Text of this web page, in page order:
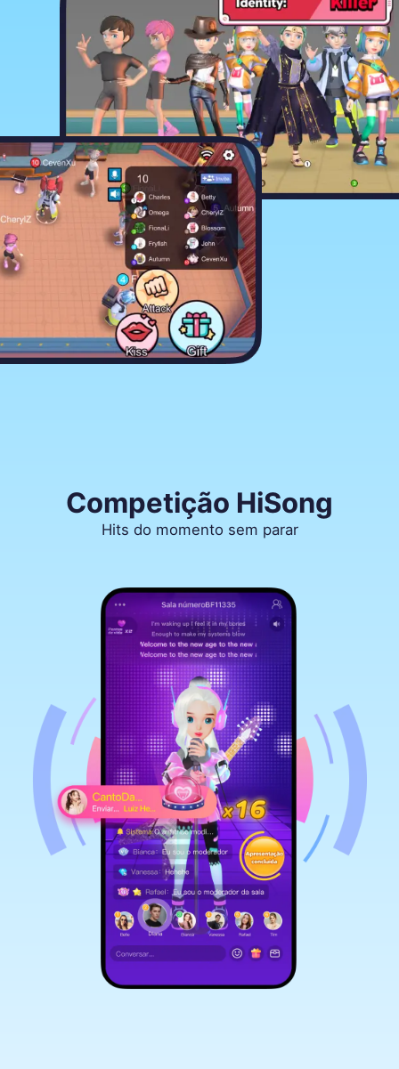
Competição HiSong
Hits do momento sem parar